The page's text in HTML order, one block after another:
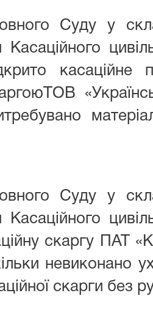
Суду у
Касаційного
касаційне
Суду у
Касаційного
скаргу ПАТ
невиконано
скарги без